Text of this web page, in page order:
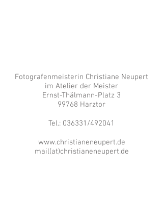
Fotografenmeisterin Christiane Neupert
im Atelier der Meister
Ernst-Thälmann-Platz 3
99768 Harztor
Tel.: 036331/492041
www.christianeneupert.de
mail(at)christianeneupert.de